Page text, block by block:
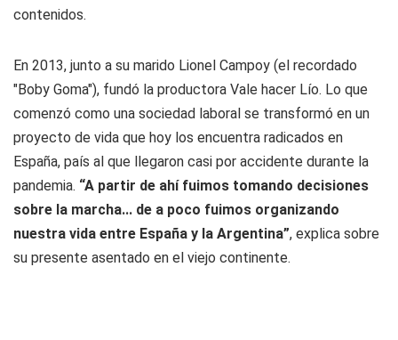
contenidos.
En 2013, junto a su marido Lionel Campoy (el recordado
"Boby Goma"), fundó la productora Vale hacer Lío. Lo que
comenzó como una sociedad laboral se transformó en un
proyecto de vida que hoy los encuentra radicados en
España, país al que llegaron casi por accidente durante la
pandemia. “A partir de ahí fuimos tomando decisiones
sobre la marcha... de a poco fuimos organizando
nuestra vida entre España y la Argentina”, explica sobre
su presente asentado en el viejo continente.